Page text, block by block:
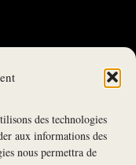
des technologies
aux informations des
nous permettra de